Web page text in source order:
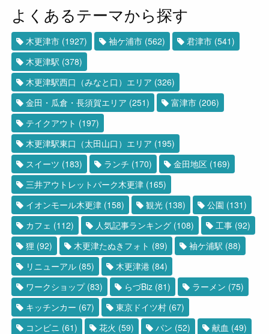
よくあるテーマから探す
木更津市 (1927) 袖ケ浦市 (562) 君津市 (541)
木更津駅 (378)
木更津駅西口（みなと口）エリア (326)
金田・瓜倉・長須賀エリア (251) 富津市 (206)
テイクアウト (197)
木更津駅東口（太田山口）エリア (195)
スイーツ (183) ランチ (170) 金田地区 (169)
三井アウトレットパーク木更津 (165)
イオンモール木更津 (158) 観光 (138) 公園 (131)
カフェ (112) 人気記事ランキング (108) 工事 (92)
狸 (92) 木更津たぬきフォト (89) 袖ケ浦駅 (88)
リニューアル (85) 木更津港 (84)
ワークショップ(83) らづBiz (81) ラーメン (75)
キッチンカー (67) 東京ドイツ村 (67)
コンビニ (61) 花火 (59) パン (52) 献血 (49)